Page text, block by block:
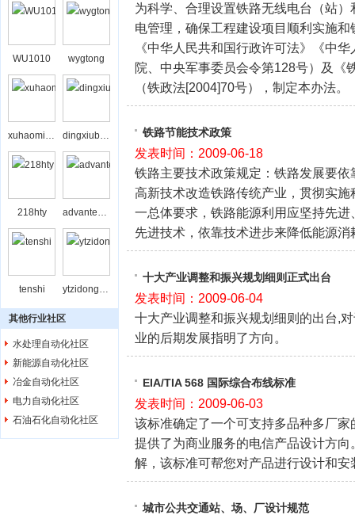
WU1010 wygtong
xuhaominghxxu dingxiubing
218hty advantechbj
tenshi ytzidonghua
其他行业社区
水处理自动化社区
新能源自动化社区
冶金自动化社区
电力自动化社区
石油石化自动化社区
为科学、合理设置铁路无线电台（站
电管理，确保工程建设项目顺利实施
《中华人民共和国行政许可法》《中
院、中央军事委员会令第128号）及《
（铁政法[2004]70号），制定本办法。
铁路节能技术政策
发表时间：2009-06-18
铁路主要技术政策规定：铁路发展要
高新技术改造铁路传统产业，贯彻实
一总体要求，铁路能源利用应坚持先
先进技术，依靠技术进步来降低能源消
十大产业调整和振兴规划细则正式出台
发表时间：2009-06-04
十大产业调整和振兴规划细则的出台,
业的后期发展指明了方向。
EIA/TIA 568 国际综合布线标准
发表时间：2009-06-03
该标准确定了一个可支持多品种多厂
提供了为商业服务的电信产品设计方
解，该标准可帮您对产品进行设计和安
城市公共交通站、场、厂设计规范